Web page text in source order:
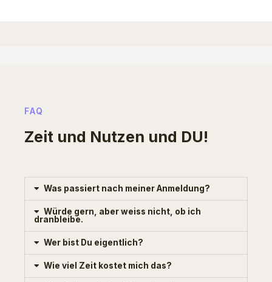
FAQ
Zeit und Nutzen und DU!
Was passiert nach meiner Anmeldung?
Würde gern, aber weiss nicht, ob ich
dranbleibe.
Wer bist Du eigentlich?
Wie viel Zeit kostet mich das?